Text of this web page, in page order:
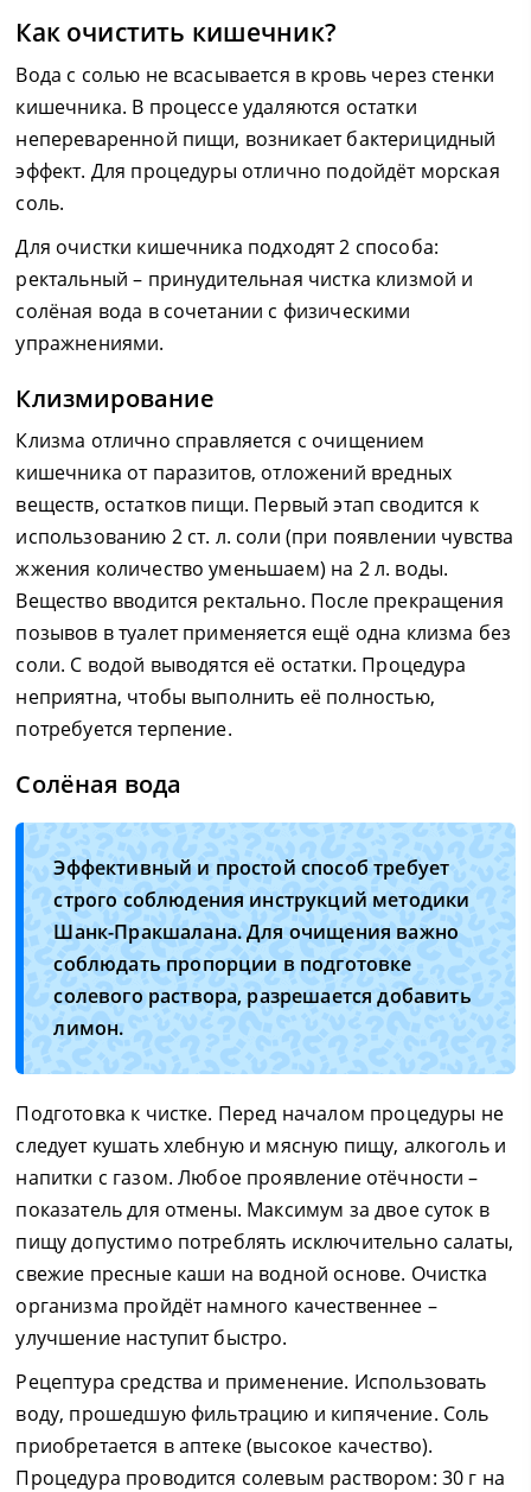
Как очистить кишечник?
Вода с солью не всасывается в кровь через стенки
кишечника. В процессе удаляются остатки
непереваренной пищи, возникает бактерицидный
эффект. Для процедуры отлично подойдёт морская
соль.
Для очистки кишечника подходят 2 способа:
ректальный – принудительная чистка клизмой и
солёная вода в сочетании с физическими
упражнениями.
Клизмирование
Клизма отлично справляется с очищением
кишечника от паразитов, отложений вредных
веществ, остатков пищи. Первый этап сводится к
использованию 2 ст. л. соли (при появлении чувства
жжения количество уменьшаем) на 2 л. воды.
Вещество вводится ректально. После прекращения
позывов в туалет применяется ещё одна клизма без
соли. С водой выводятся её остатки. Процедура
неприятна, чтобы выполнить её полностью,
потребуется терпение.
Солёная вода
Эффективный и простой способ требует
строго соблюдения инструкций методики
Шанк-Пракшалана. Для очищения важно
соблюдать пропорции в подготовке
солевого раствора, разрешается добавить
лимон.
Подготовка к чистке. Перед началом процедуры не
следует кушать хлебную и мясную пищу, алкоголь и
напитки с газом. Любое проявление отёчности –
показатель для отмены. Максимум за двое суток в
пищу допустимо потреблять исключительно салаты,
свежие пресные каши на водной основе. Очистка
организма пройдёт намного качественнее –
улучшение наступит быстро.
Рецептура средства и применение. Использовать
воду, прошедшую фильтрацию и кипячение. Соль
приобретается в аптеке (высокое качество).
Процедура проводится солевым раствором: 30 г на